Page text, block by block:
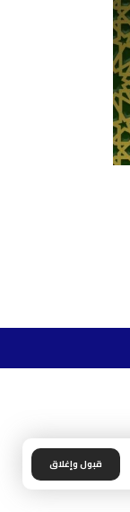
قبول وإغلاق